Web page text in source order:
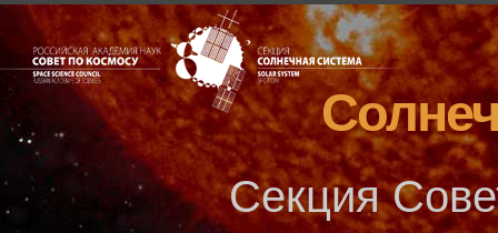
Секция